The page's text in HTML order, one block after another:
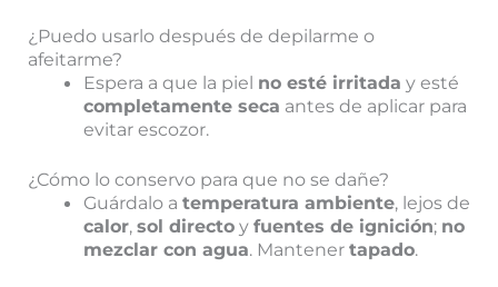
¿Puedo usarlo después de depilarme o
afeitarme?
Espera a que la piel no esté irritada y esté
completamente seca antes de aplicar para
evitar escozor.
¿Cómo lo conservo para que no se dañe?
Guárdalo a temperatura ambiente, lejos de
calor, sol directoy fuentes de ignición; no
mezclar con agua. Mantener tapado.